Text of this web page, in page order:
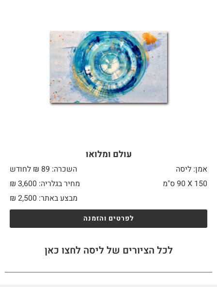
עולם ומלואו
אמן: ליסה
השכרה: 89 ₪ לחודש
150 X
מחיר בגלריה: 3,600 ₪
מבצע באתר:
₪ 2,500
לפרטים והזמנה
לכל הציורים של ליסה לחצו כאן